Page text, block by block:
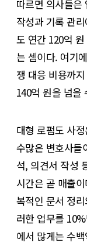
따르면 의사들은
작성과 기록 관
도 연간 120억
는 셈이다. 여기
쟁 대응 비용까
140억 원을 넘을
대형 로펌도 사
수많은 변호사들
석, 의견서 작성
시간은 곧 매출
복적인 문서 정
러한 업무를
에서 많게는 수